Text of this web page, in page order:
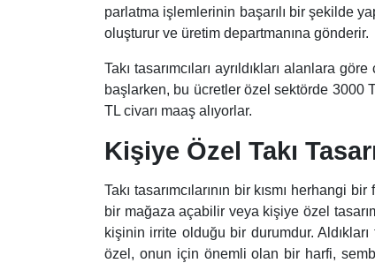
parlatma işlemlerinin başarılı bir şekilde
oluşturur ve üretim departmanına gönderir.
Takı tasarımcıları ayrıldıkları alanlara
başlarken, bu ücretler özel sektörde 3000
TL civarı maaş alıyorlar.
Kişiye Özel Takı
Takı tasarımcılarının bir kısmı herhangi
bir mağaza açabilir veya kişiye özel
kişinin irrite olduğu bir durumdur.
özel, onun için önemli olan bir harfi,